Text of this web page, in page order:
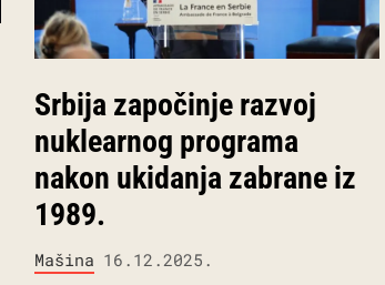
Srbija započinje razvoj
nuklearnog programa
nakon ukidanja zabrane iz
1989.
Mašina 16.12.2025.